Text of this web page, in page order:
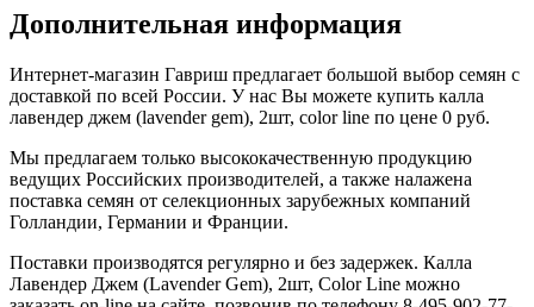
Дополнительная информация
Интернет-магазин Гавриш предлагает большой выбор семян с
доставкой по всей России. У нас Вы можете купить калла
лавендер джем (lavender gem), 2шт, color line по цене 0 руб.
Мы предлагаем только высококачественную продукцию
ведущих Российских производителей, а также налажена
поставка семян от селекционных зарубежных компаний
Голландии, Германии и Франции.
Поставки производятся регулярно и без задержек. Калла
Лавендер Джем (Lavender Gem), 2шт, Color Line можно